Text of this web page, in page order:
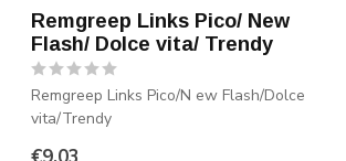
Remgreep Links Pico/ New
Flash/ Dolce vita/ Trendy
Remgreep Links Pico/N ew Flash/Dolce
vita/Trendy